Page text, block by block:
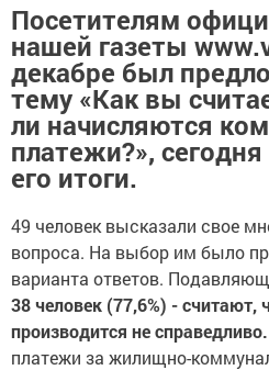
Посетителям
нашей газеты
декабре был
тему «Как вы
ли начисляются
платежи?»,
его итоги.
49 человек высказали свое
вопроса. На выбор им было
варианта ответов.
38 человек (77,6%) - считают,
производится не справедливо.
платежи за жилищно-